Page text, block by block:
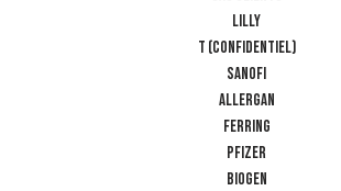
LILLY
T (confidentiel)
SANOFI
ALLERGAN
FERRING
PFIZER
BIOGEN